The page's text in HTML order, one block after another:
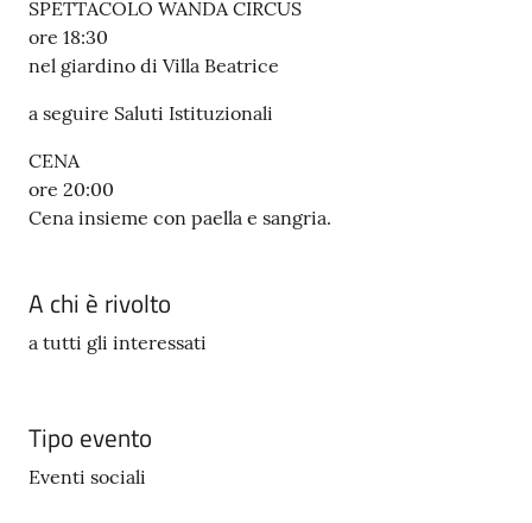
SPETTACOLO WANDA CIRCUS
ore 18:30
nel giardino di Villa Beatrice
a seguire Saluti Istituzionali
CENA
ore 20:00
Cena insieme con paella e sangria.
A chi è rivolto
a tutti gli interessati
Tipo evento
Eventi sociali